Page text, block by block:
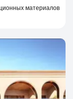
материалов